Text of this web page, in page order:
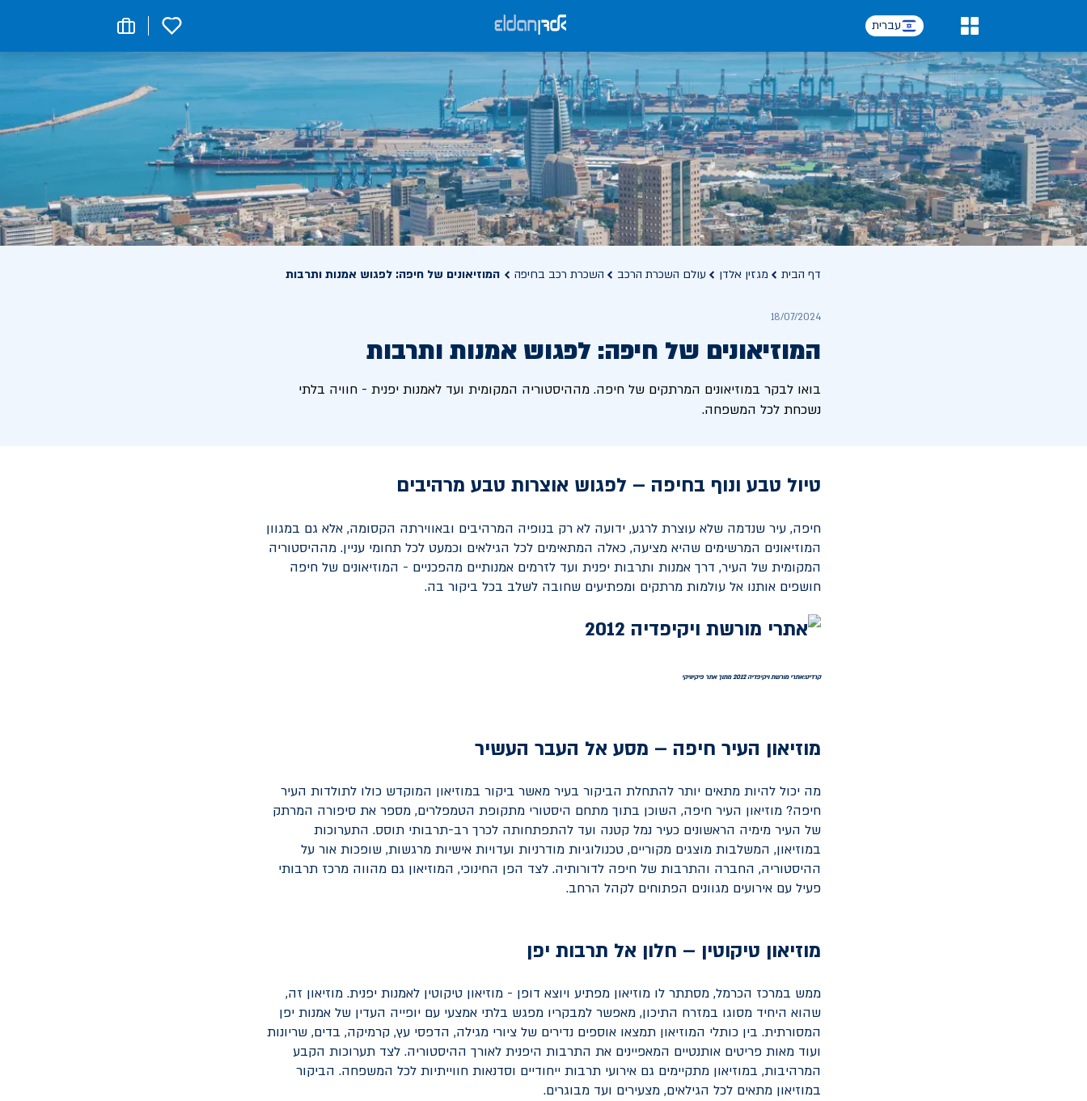
עברית 0
דף הבית מגזין אלדן עולם השכרת הרכב השכרת רכב בחיפה המוזיאונים של חיפה: לפגוש אמנות ותרבות
18/07/2024
המוזיאונים של חיפה: לפגוש אמנות ותרבות
בואו לבקר במוזיאונים המרתקים של חיפה. מההיסטוריה המקומית ועד לאמנות יפנית - חוויה בלתי
נשכחת לכל המשפחה.
טיול טבע ונוף בחיפה – לפגוש אוצרות טבע מרהיבים
חיפה, עיר שנדמה שלא עוצרת לרגע, ידועה לא רק בנופיה המרהיבים ובאווירתה הקסומה, אלא גם במגוון
המוזיאונים המרשימים שהיא מציעה, כאלה המתאימים לכל הגילאים וכמעט לכל תחומי עניין. מההיסטוריה
המקומית של העיר, דרך אמנות ותרבות יפנית ועד לזרמים אמנותיים מהפכניים - המוזיאונים של חיפה
חושפים אותנו אל עולמות מרתקים ומפתיעים שחובה לשלב בכל ביקור בה.
קרדיט:אתרי מורשת ויקיפדיה 2012 מתוך אתר פיקיוויקי
מוזיאון העיר חיפה – מסע אל העבר העשיר
מה יכול להיות מתאים יותר להתחלת הביקור בעיר מאשר ביקור במוזיאון המוקדש כולו לתולדות העיר
חיפה? מוזיאון העיר חיפה, השוכן בתוך מתחם היסטורי מתקופת הטמפלרים, מספר את סיפורה המרתק
של העיר מימיה הראשונים כעיר נמל קטנה ועד להתפתחותה לכרך רב-תרבותי תוסס. התערוכות
במוזיאון, המשלבות מוצגים מקוריים, טכנולוגיות מודרניות ועדויות אישיות מרגשות, שופכות אור על
ההיסטוריה, החברה והתרבות של חיפה לדורותיה. לצד הפן החינוכי, המוזיאון גם מהווה מרכז תרבותי
פעיל עם אירועים מגוונים הפתוחים לקהל הרחב.
מוזיאון טיקוטין – חלון אל תרבות יפן
ממש במרכז הכרמל, מסתתר לו מוזיאון מפתיע ויוצא דופן - מוזיאון טיקוטין לאמנות יפנית. מוזיאון זה,
שהוא היחיד מסוגו במזרח התיכון, מאפשר למבקריו מפגש בלתי אמצעי עם יופייה העדין של אמנות יפן
המסורתית. בין כותלי המוזיאון תמצאו אוספים נדירים של ציורי מגילה, הדפסי עץ, קרמיקה, בדים, שריונות
ועוד מאות פריטים אותנטיים המאפיינים את התרבות היפנית לאורך ההיסטוריה. לצד תערוכות הקבע
המרהיבות, במוזיאון מתקיימים גם אירועי תרבות ייחודיים וסדנאות חווייתיות לכל המשפחה. הביקור
במוזיאון מתאים לכל הגילאים, מצעירים ועד מבוגרים.